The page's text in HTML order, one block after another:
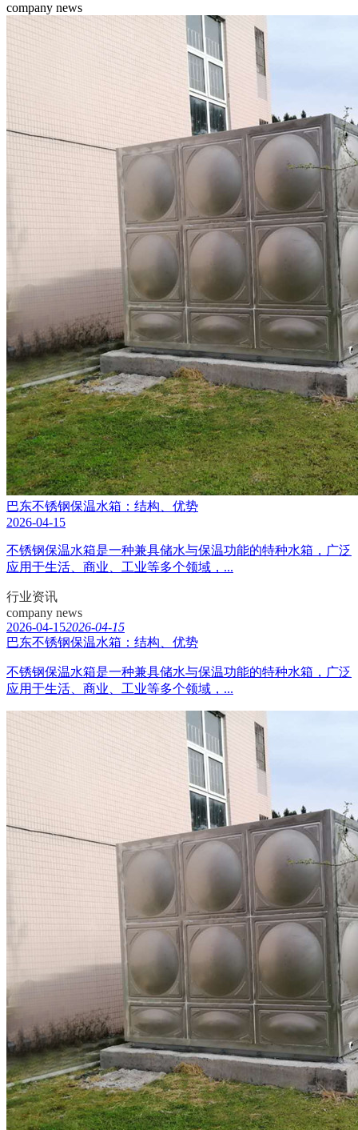
company news
巴东不锈钢保温水箱：结构、优势
2026-04-15
不锈钢保温水箱是一种兼具储水与保温功能的特种水箱，广泛
应用于生活、商业、工业等多个领域，...
行业资讯
company news
2026-04-152026-04-15
巴东不锈钢保温水箱：结构、优势
不锈钢保温水箱是一种兼具储水与保温功能的特种水箱，广泛
应用于生活、商业、工业等多个领域，...